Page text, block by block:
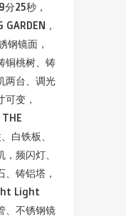
25秒，
，
钢镜面，
铜桃树、铸
两台、调光
变，
白铁板、
频闪灯、
铸铝塔，
Light
、不锈钢镜